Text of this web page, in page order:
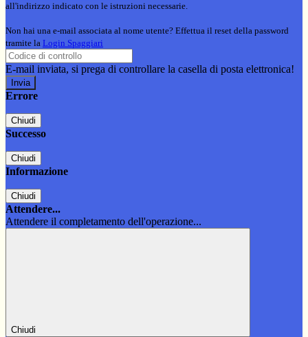
all'indirizzo indicato con le istruzioni necessarie.
Non hai una e-mail associata al nome utente? Effettua il reset della password
tramite la Login Spaggiari
E-mail inviata, si prega di controllare la casella di posta elettronica!
Errore
Chiudi
Successo
Chiudi
Informazione
Chiudi
Attendere...
Attendere il completamento dell'operazione...
Chiudi